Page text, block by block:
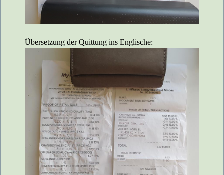
Übersetzung der Quittung ins Englische: